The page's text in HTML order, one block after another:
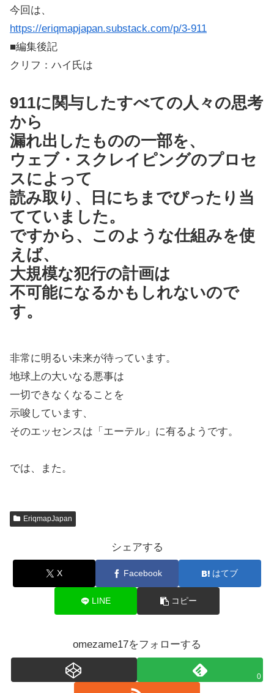
今回は、
https://eriqmapjapan.substack.com/p/3-911
■編集後記
クリフ：ハイ氏は
911に関与したすべての人々の思考
から
漏れ出したものの一部を、
ウェブ・スクレイピングのプロセ
スによって
読み取り、日にちまでぴったり当
てていました。
ですから、このような仕組みを使
えば、
大規模な犯行の計画は
不可能になるかもしれないので
す。
非常に明るい未来が待っています。
地球上の大いなる悪事は
一切できなくなることを
示唆しています、
そのエッセンスは「エーテル」に有るようです。
では、また。
EriqmapJapan
シェアする
X Facebook はてブ
LINE コピー
omezame17をフォローする
0